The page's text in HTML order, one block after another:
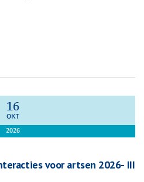
16
OKT
2026
voor artsen 2026- III